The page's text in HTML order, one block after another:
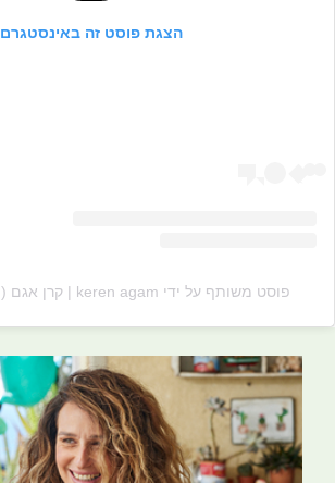
הצגת פוסט זה באינסטגרם
פוסט משותף על ידי ‏‎keren agam | קרן אגם‎‏ (@‏‎keren_agam‎‏)